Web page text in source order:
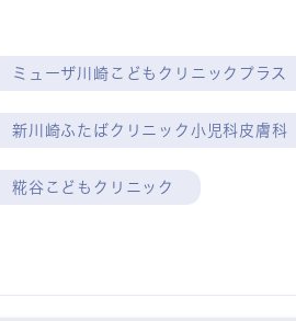
ミューザ川崎こどもクリニックプラス
新川崎ふたばクリニック小児科皮膚科
糀谷こどもクリニック